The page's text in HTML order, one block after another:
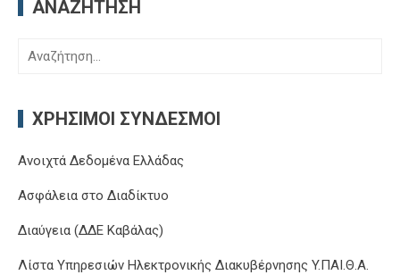
ΑΝΑΖΉΤΗΣΗ
Αναζήτηση
ΧΡΉΣΙΜΟΙ ΣΎΝΔΕΣΜΟΙ
Ανοιχτά Δεδομένα Ελλάδας
Ασφάλεια στο Διαδίκτυο
Διαύγεια (ΔΔΕ Καβάλας)
Λίστα Υπηρεσιών Ηλεκτρονικής Διακυβέρνησης Y.ΠΑΙ.Θ.Α.